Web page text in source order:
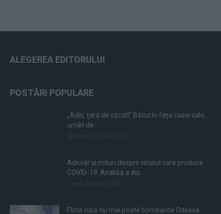
ALEGEREA EDITORULUI
POSTĂRI POPULARE
„Adio, țară de căcat!” Bătut în fața casei sale,
umilit de...
Adevăr și mituri despre virusul care produce
COVID-19. Analiza a doi...
Flota rusă nu mai poate bombarda Odessa